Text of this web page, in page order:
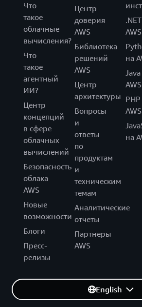
Что
такое
облачные
вычисления?
Что
такое
агентный
ИИ?
Центр
концепций
в сфере
облачных
вычислений
Безопасность
облака
AWS
Новые
возможности
Блоги
Пресс-
релизы
Центр
доверия
AWS
Библиотека
решений
AWS
Центр
архитектуры
Вопросы
и
ответы
по
продуктам
и
техническим
темам
Аналитические
отчеты
Партнеры
AWS
AWS
на
AWS
AWS
на
English